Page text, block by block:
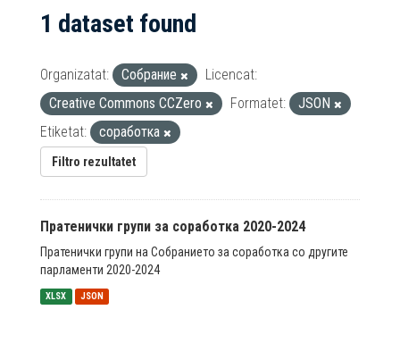
1 dataset found
Organizatat: Собрание
Licencat:
Creative Commons CCZero
Formatet:
JSON
Etiketat:
соработка
Filtro rezultatet
Пратенички групи за соработка 2020-2024
Пратенички групи на Собранието за соработка со другите
парламенти 2020-2024
XLSX JSON